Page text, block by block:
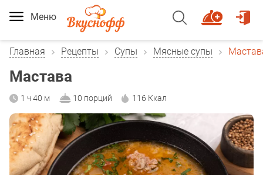
Меню
Главная Рецепты Супы Мясные супы
Мастава
1 ч 40 м 10 порций 116 Ккал